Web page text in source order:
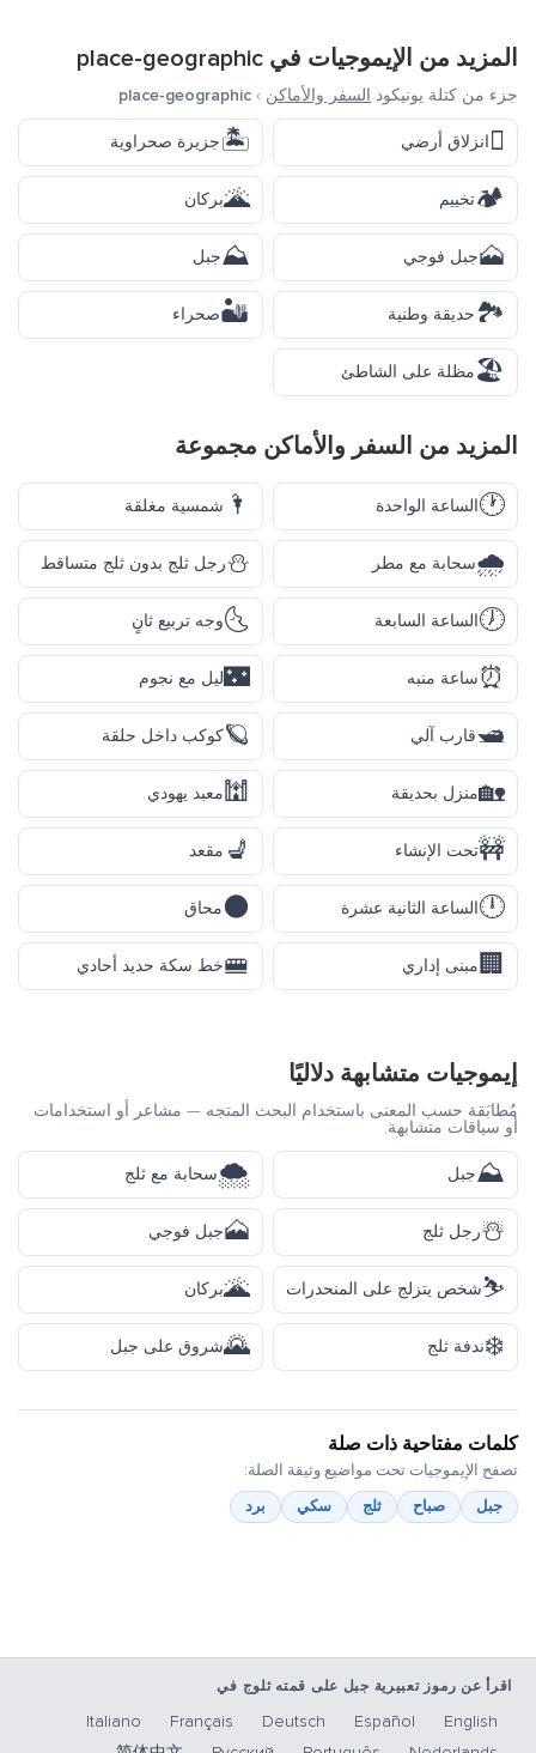
المزيد من الإيموجيات في place-geographic
جزء من كتلة يونيكود السفر والأماكن ›
place-geographic
🛘انزلاق أرضي 🏝️جزيرة صحراوية
🏕️تخييم 🌋بركان
🗻جبل فوجي ⛰️جبل
🏞️حديقة وطنية 🏜️صحراء
🏖️مظلة على الشاطئ
المزيد من السفر والأماكن مجموعة
🕐الساعة الواحدة 🌂 شمسية مغلقة
🌧️سحابة مع مطر ⛄رجل ثلج بدون ثلج متساقط
🕖الساعة السابعة 🌜وجه تربيع ثانٍ
⏰ساعة منبه 🌃ليل مع نجوم
🛥️قارب آلي 🪐كوكب داخل حلقة
🏡منزل بحديقة 🕍معبد يهودي
🚧تحت الإنشاء 💺 مقعد
🕛الساعة الثانية عشرة 🌑محاق
🏢مبنى إداري 🚝خط سكة حديد أحادي
إيموجيات متشابهة دلاليًا
مُطابَقة حسب المعنى باستخدام البحث المتجه — مشاعر أو استخدامات
أو سياقات متشابهة.
⛰️جبل 🌨️سحابة مع ثلج
☃️رجل ثلج 🗻جبل فوجي
⛷️شخص يتزلج على المنحدرات 🌋بركان
❄️ندفة ثلج 🌄شروق على جبل
كلمات مفتاحية ذات صلة
تصفح الإيموجيات تحت مواضيع وثيقة الصلة:
جبل
صباح ثلج سكي برد
اقرأ عن رموز تعبيرية جبل على قمته ثلوج في
English
Español
Deutsch
Français
Italiano